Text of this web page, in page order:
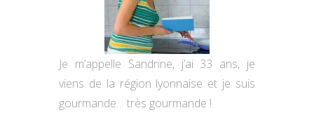
Je m’appelle Sandrine, j’ai 33 ans, je
viens de la région lyonnaise et je suis
gourmande… très gourmande !